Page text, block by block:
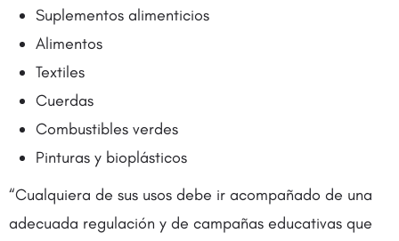
Suplementos alimenticios
Alimentos
Textiles
Cuerdas
Combustibles verdes
Pinturas y bioplásticos
“Cualquiera de sus usos debe ir acompañado de una
adecuada regulación y de campañas educativas que